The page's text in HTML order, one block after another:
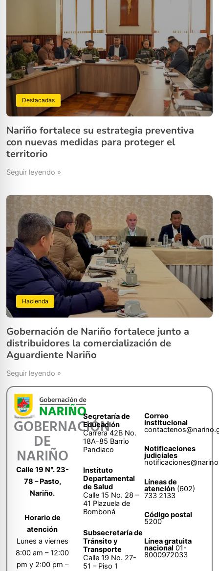
Destacadas
Nariño fortalece su estrategia preventiva
con nuevas medidas para proteger el
territorio
Seguir leyendo »
Hacienda
Gobernación de Nariño fortalece junto a
distribuidores la comercialización de
Aguardiente Nariño
Seguir leyendo »
GOBERNACIÓN
DE
NARIÑO
Calle 19 N°. 23-
78 – Pasto,
Nariño.
Horario de
atención
Lunes a viernes
8:00 am – 12:00
pm y 2:00 pm –
Secretaría de
Educación
Carrera 42B No.
18A-85 Barrio
Pandiaco
Instituto
Departamental
de Salud
Calle 15 No. 28 –
41 Plazuela de
Bomboná
Subsecretaría de
Tránsito y
Transporte
Calle 19 No. 27-
51 – Piso 1
Correo
institucional
Notificaciones
judiciales
Líneas de
atención (602)
733 2133
Código postal
5200
Línea gratuita
nacional 01-
8000972033